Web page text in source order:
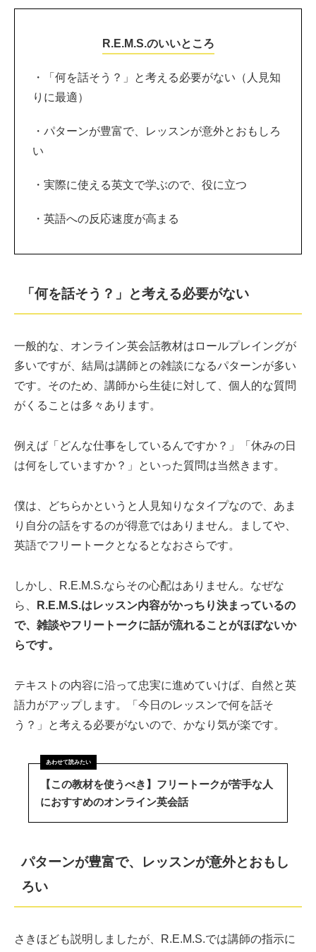
R.E.M.S.のいいところ
・「何を話そう？」と考える必要がない（人見知
りに最適）
・パターンが豊富で、レッスンが意外とおもしろ
い
・実際に使える英文で学ぶので、役に立つ
・英語への反応速度が高まる
「何を話そう？」と考える必要がない
一般的な、オンライン英会話教材はロールプレイングが
多いですが、結局は講師との雑談になるパターンが多い
です。そのため、講師から生徒に対して、個人的な質問
がくることは多々あります。
例えば「どんな仕事をしているんですか？」「休みの日
は何をしていますか？」といった質問は当然きます。
僕は、どちらかというと人見知りなタイプなので、あま
り自分の話をするのが得意ではありません。ましてや、
英語でフリートークとなるとなおさらです。
しかし、R.E.M.S.ならその心配はありません。なぜな
ら、
R.E.M.S.はレッスン内容がかっちり決まっているの
で、雑談やフリートークに話が流れることがほぼないか
らです。
テキストの内容に沿って忠実に進めていけば、自然と英
語力がアップします。「今日のレッスンで何を話そ
う？」と考える必要がないので、かなり気が楽です。
【この教材を使うべき】フリートークが苦手な人
におすすめのオンライン英会話
パターンが豊富で、レッスンが意外とおもし
ろい
さきほども説明しましたが、R.E.M.S.では講師の指示に